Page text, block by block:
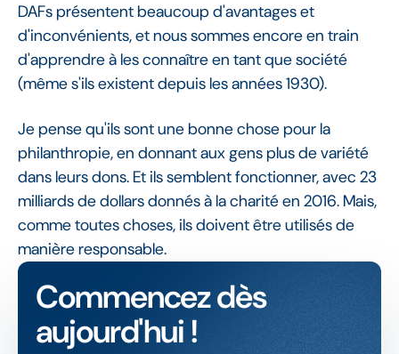
DAFs présentent beaucoup d'avantages et
d'inconvénients, et nous sommes encore en train
d'apprendre à les connaître en tant que société
(même s'ils existent depuis les années 1930).
Je pense qu'ils sont une bonne chose pour la
philanthropie, en donnant aux gens plus de variété
dans leurs dons. Et ils semblent fonctionner, avec 23
milliards de dollars donnés à la charité en 2016. Mais,
comme toutes choses, ils doivent être utilisés de
manière responsable.
Commencez dès
aujourd'hui !